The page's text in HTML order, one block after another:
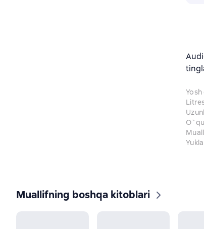
Muallifning boshqa kitoblari